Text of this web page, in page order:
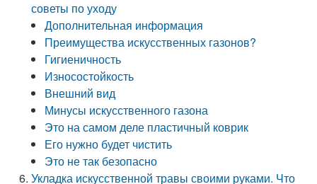
советы по уходу
Дополнительная информация
Преимущества искусственных газонов?
Гигиеничность
Износостойкость
Внешний вид
Минусы искусственного газона
Это на самом деле пластичный коврик
Его нужно будет чистить
Это не так безопасно
Укладка искусственной травы своими руками. Что